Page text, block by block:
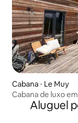
Cabana ⋅ Le Muy
Cabana de luxo
Aluguel